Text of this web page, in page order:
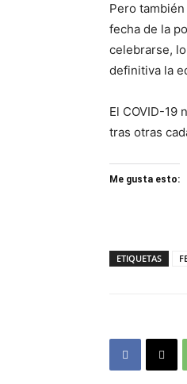
Pero
fecha de la
celebrarse,
definitiva la
El COVID-19
tras otras
Me gusta esto:
ETIQUETAS